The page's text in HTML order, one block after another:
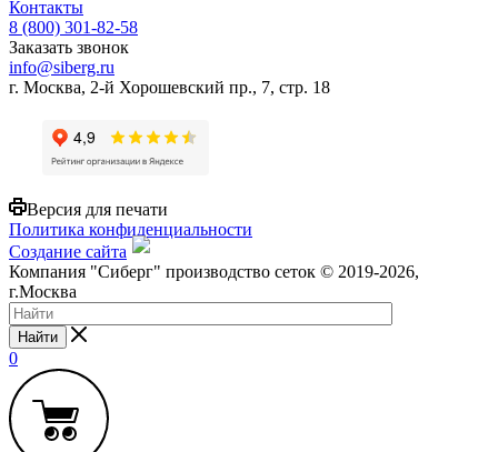
Контакты
8 (800) 301-82-58
Заказать звонок
info@siberg.ru
г. Москва, 2-й Хорошевский пр., 7, стр. 18
Версия для печати
Политика конфиденциальности
Создание сайта
Компания "Сиберг" производство сеток © 2019-2026,
г.Москва
Найти
0